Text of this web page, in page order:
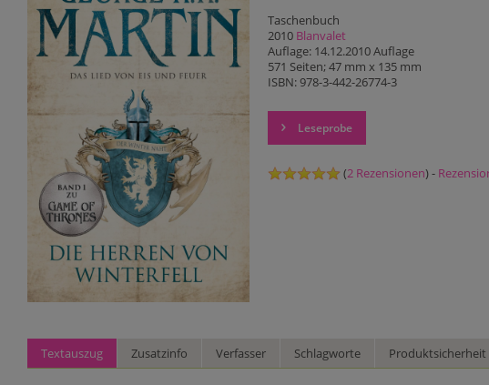
Taschenbuch
2010 Blanvalet
Auflage: 14.12.2010 Auflage
571 Seiten; 47 mm x 135 mm
ISBN: 978-3-442-26774-3
Leseprobe
(2 Rezensionen) -
Textauszug Zusatzinfo Verfasser Schlagworte Produktsicherheit